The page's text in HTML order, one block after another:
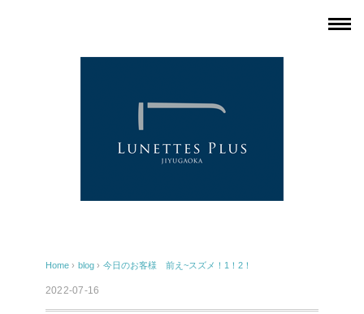
Home › blog › 今日のお客様 前え~スズメ！1！2！
2022-07-16